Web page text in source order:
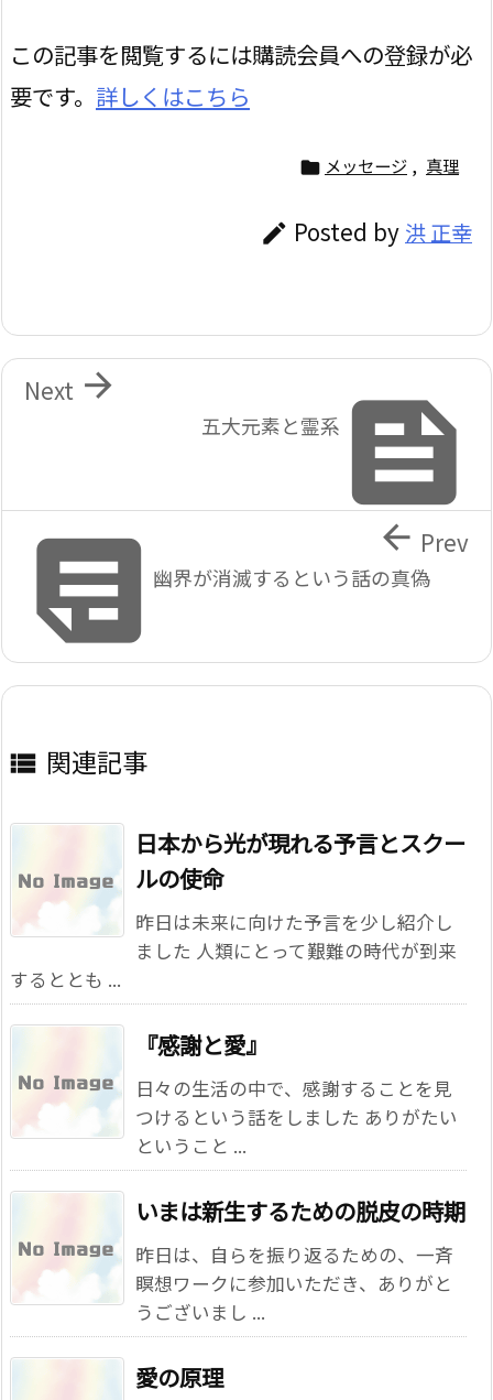
この記事を閲覧するには購読会員への登録が必
要です。 詳しくはこちら
 メッセージ , 真理
 Posted by 洪 正幸

五大元素と霊系

Next
幽界が消滅するという話の真偽
 Prev
 関連記事
日本から光が現れる予言とスクー
ルの使命
昨日は未来に向けた予言を少し紹介し
ました 人類にとって艱難の時代が到来
するととも ...
『感謝と愛』
日々の生活の中で、感謝することを見
つけるという話をしました ありがたい
ということ ...
いまは新生するための脱皮の時期
昨日は、自らを振り返るための、一斉
瞑想ワークに参加いただき、ありがと
うございまし ...
愛の原理